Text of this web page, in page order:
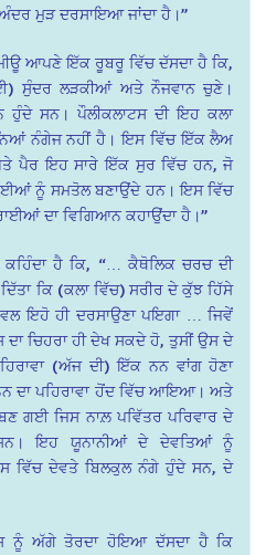
ਮੁੜ ਦਰਸਾਇਆ ਜਾਂਦਾ ਹੈ।”
ਆਪਣੇ ਇੱਕ ਰੂਬਰੂ ਵਿੱਚ ਦੱਸਦਾ ਹੈ ਕਿ,
ਸੁੰਦਰ ਲੜਕੀਆਂ ਅਤੇ ਨੌਜਵਾਨ ਚੁਣੇ।
ਹੁੰਦੇ ਸਨ। ਪੌਲੀਕਲਾਟਸ ਦੀ ਇਹ ਕਲਾ
ਨੰਗੇਜ ਨਹੀਂ ਹੈ। ਇਸ ਵਿੱਚ ਇੱਕ ਲੈਅ
ਪੈਰ ਇਹ ਸਾਰੇ ਇੱਕ ਸੁਰ ਵਿੱਚ ਹਨ, ਜੋ
ਨੂੰ ਸਮਤੋਲ ਬਣਾਉਂਦੇ ਹਨ। ਇਸ ਵਿੱਚ
ਦਾ ਵਿਗਿਆਨ ਕਹਾਉਂਦਾ ਹੈ।”
ਹੈ ਕਿ, “… ਕੈਥੋਲਿਕ ਚਰਚ ਦੀ
ਕਿ (ਕਲਾ ਵਿੱਚ) ਸਰੀਰ ਦੇ ਕੁੱਝ ਹਿੱਸੇ
ਇਹੋ ਹੀ ਦਰਸਾਉਣਾ ਪਇਗਾ … ਜਿਵੇਂ
ਚਿਹਰਾ ਹੀ ਦੇਖ ਸਕਦੇ ਹੋ, ਤੁਸੀਂ ਉਸ ਦੇ
(ਅੱਜ ਦੀ) ਇੱਕ ਨਨ ਵਾਂਗ ਹੋਣਾ
ਦਾ ਪਹਿਰਾਵਾ ਹੋਂਦ ਵਿੱਚ ਆਇਆ। ਅਤੇ
ਗਈ ਜਿਸ ਨਾਲ਼ ਪਵਿੱਤਰ ਪਰਿਵਾਰ ਦੇ
ਇਹ ਯੂਨਾਨੀਆਂ ਦੇ ਦੇਵਤਿਆਂ ਨੂੰ
ਵਿੱਚ ਦੇਵਤੇ ਬਿਲਕੁਲ ਨੰਗੇ ਹੁੰਦੇ ਸਨ, ਦੇ
ਨੂੰ ਅੱਗੇ ਤੋਰਦਾ ਹੋਇਆ ਦੱਸਦਾ ਹੈ ਕਿ